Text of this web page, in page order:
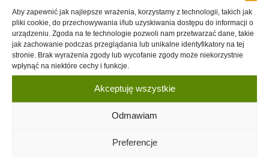
Aby zapewnić jak najlepsze wrażenia, korzystamy z technologii, takich jak
pliki cookie, do przechowywania i/lub uzyskiwania dostępu do informacji o
urządzeniu. Zgoda na te technologie pozwoli nam przetwarzać dane, takie
jak zachowanie podczas przeglądania lub unikalne identyfikatory na tej
stronie. Brak wyrażenia zgody lub wycofanie zgody może niekorzystnie
wpłynąć na niektóre cechy i funkcje.
Akceptuję wszystkie
Odmawiam
Preferencje
13 MAJ 2018
MBA_P - Jacek Fabisiewicz
MBA_P - Jacek Fabisiewicz - Zarządzanie
finansami w firmie